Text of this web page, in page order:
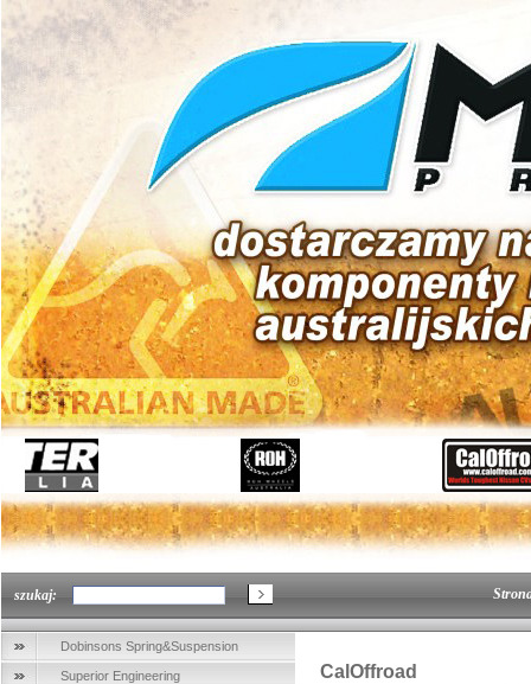
szukaj:
Dobinsons Spring&Suspension
Superior Engineering CalOffroad